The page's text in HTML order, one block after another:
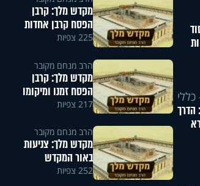
הדרך
מקדש מלך: קרבן
הפסח קרבן אחדות
225 צפיות
הרב מנחם מקובר
מקדש מלך: קרבן
הפסח זמנו ומיקומו
217 צפיות
הרב מנחם מקובר
מקדש מלך: צניעות
באור המקדש
252 צפיות